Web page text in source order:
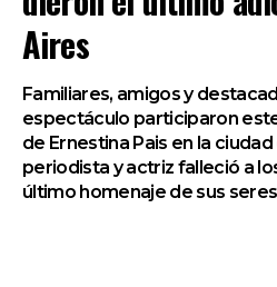
Aires
Familiares, amigos y
espectáculo participaron
de Ernestina Pais en la
periodista y actriz falleció a
último homenaje de sus